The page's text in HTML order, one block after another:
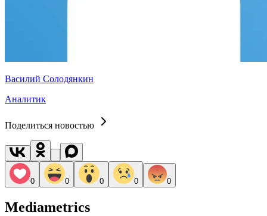
Василий Солодянкин
Аналитик
Поделиться новостью
0 0 0 0 0
Mediametrics